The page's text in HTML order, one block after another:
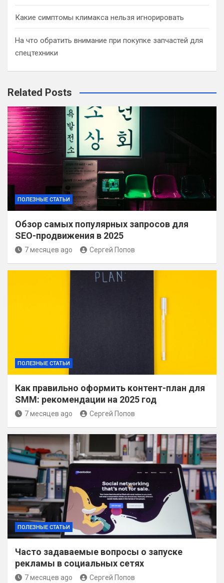
Какие симптомы климакса нельзя игнорировать
На что обратить внимание при покупке запчастей для
спецтехники
Related Posts
ПОЛЕЗНЫЕ СТАТЬИ
Обзор самых популярных запросов для
SEO-продвижения в 2025
7 месяцев ago Сергей Попов
ПОЛЕЗНЫЕ СТАТЬИ
Как правильно оформить контент-план для
SMM: рекомендации на 2025 год
7 месяцев ago Сергей Попов
ПОЛЕЗНЫЕ СТАТЬИ
Часто задаваемые вопросы о запуске
рекламы в социальных сетях
7 месяцев ago Сергей Попов